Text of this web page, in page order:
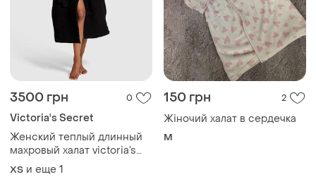
3500 грн 0
Victoria's Secret
Женский теплый длинный
махровый халат victoria’s
secret черный плюшевый
халатик виктория сикрет
ХS и еще 1
150 грн 2
Жіночий халат в сердечка
M